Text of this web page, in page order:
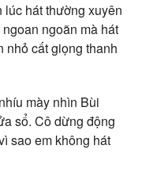
lúc hát thường xuyên
ngoãn mà hát
nhỏ cất giọng thanh
mày nhìn Bùi
sổ. Cô dừng động
sao em không hát